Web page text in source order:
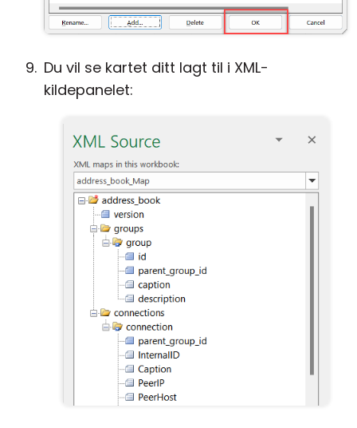
Du vil se kartet ditt lagt til i XML-
kildepanelet: